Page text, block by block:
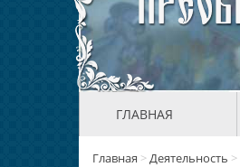
ГЛАВНАЯ
Главная >Деятельность >